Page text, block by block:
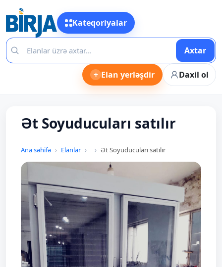
Kateqoriyalar
Axtar
+ Elan yerləşdir Daxil ol
Ət Soyuducuları satılır
Ana səhifə Elanlar Ət Soyuducuları satılır